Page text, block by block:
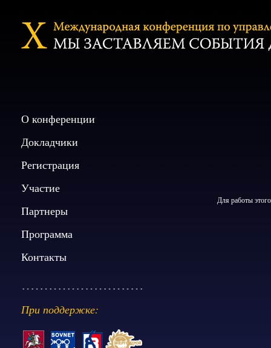
О конференции
Докладчики
Регистрация
Участие
Партнеры
Программа
Контакты
При поддержке:
Для работы